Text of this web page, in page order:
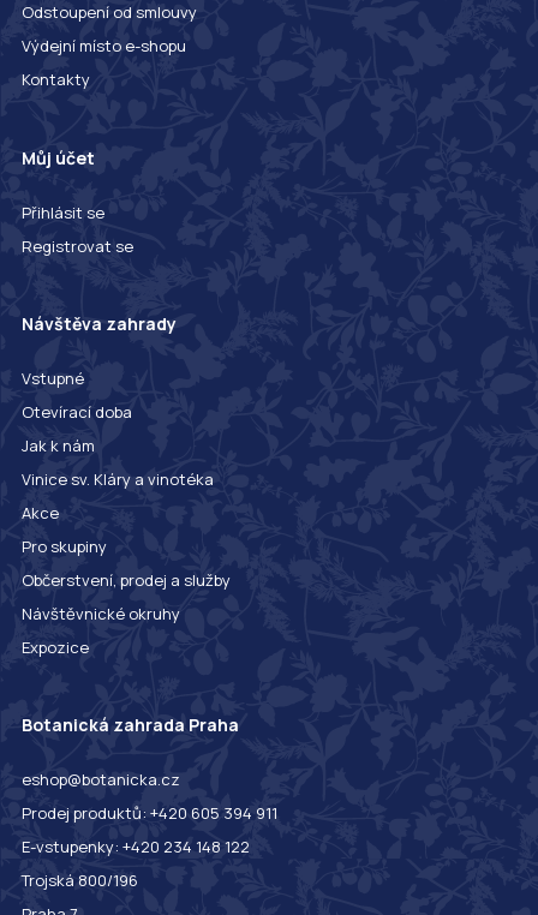
Odstoupení od smlouvy
Výdejní místo e-shopu
Kontakty
Můj účet
Přihlásit se
Registrovat se
Návštěva zahrady
Vstupné
Otevírací doba
Jak k nám
Vinice sv. Kláry a vinotéka
Akce
Pro skupiny
Občerstvení, prodej a služby
Návštěvnické okruhy
Expozice
Botanická zahrada Praha
eshop@botanicka.cz
Prodej produktů: +420 605 394 911
E-vstupenky: +420 234 148 122
Trojská 800/196